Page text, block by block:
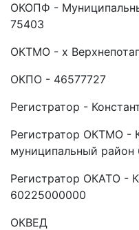
ОКОПФ -
75403
ОКТМО - х
ОКПО - 46577727
Регистратор -
Регистратор ОКТМО -
муниципальный район
Регистратор ОКАТО -
60225000000
ОКВЕД